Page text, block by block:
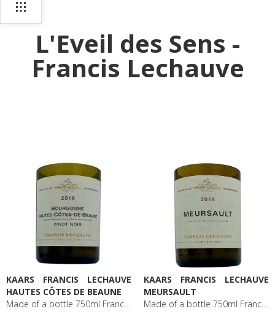
L'Eveil des Sens -
Francis Lechauve
KAARS FRANCIS LECHAUVE
HAUTES CÔTES DE BEAUNE
Made of a bottle 750ml Francis Lechauve Hautes Côtes de Beaune
KAARS FRANCIS LECHAUVE
MEURSAULT
Made of a bottle 750ml Francis Lechauve Meursault